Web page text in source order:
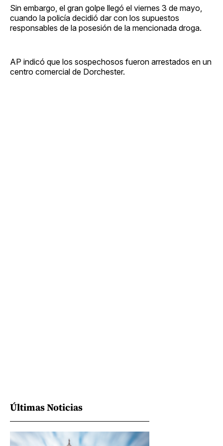
Sin embargo, el gran golpe llegó el viernes 3 de mayo,
cuando la policía decidió dar con los supuestos
responsables de la posesión de la mencionada droga.
AP indicó que los sospechosos fueron arrestados en un
centro comercial de Dorchester.
Últimas Noticias